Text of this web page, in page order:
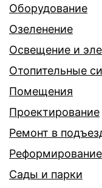
Оборудование
Озеленение
Освещение и
Отопительные
Помещения
Проектирование
Ремонт в
Реформирование
Сады и парки